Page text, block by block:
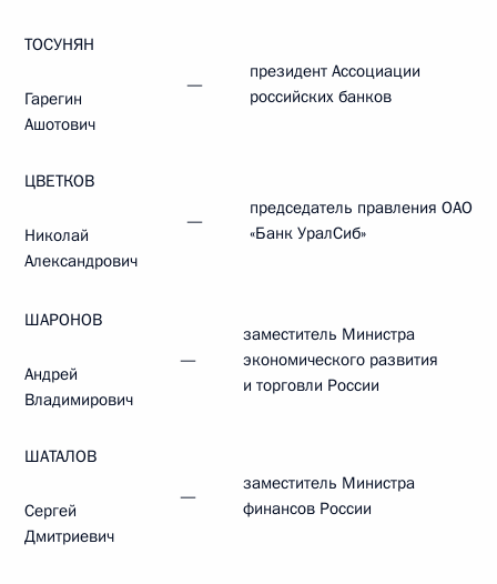
ТОСУНЯН
Гарегин
Ашотович
—
президент Ассоциации
российских банков
ЦВЕТКОВ
Николай
Александрович
—
председатель правления ОАО
«Банк УралСиб»
ШАРОНОВ
Андрей
Владимирович
—
заместитель Министра
экономического развития
и торговли России
ШАТАЛОВ
Сергей
Дмитриевич
—
заместитель Министра
финансов России